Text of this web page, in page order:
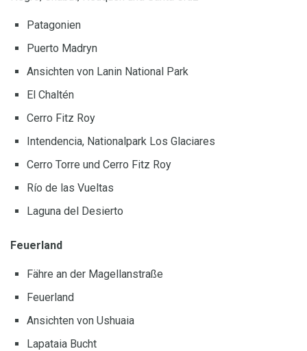
Patagonien
Puerto Madryn
Ansichten von Lanin National Park
El Chaltén
Cerro Fitz Roy
Intendencia, Nationalpark Los Glaciares
Cerro Torre und Cerro Fitz Roy
Río de las Vueltas
Laguna del Desierto
Feuerland
Fähre an der Magellanstraße
Feuerland
Ansichten von Ushuaia
Lapataia Bucht